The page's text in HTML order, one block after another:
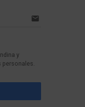
email
y
personales.